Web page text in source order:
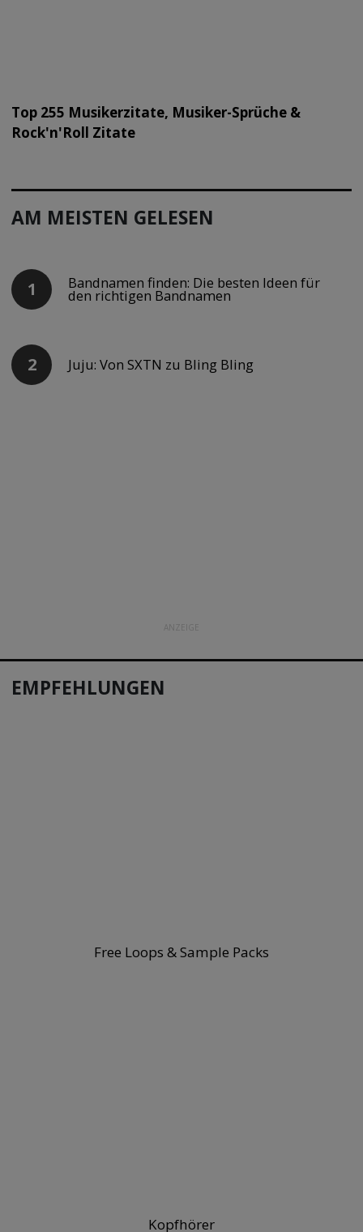
Top 255 Musikerzitate, Musiker-Sprüche &
Rock'n'Roll Zitate
AM MEISTEN GELESEN
Bandnamen finden: Die besten Ideen für
den richtigen Bandnamen
Juju: Von SXTN zu Bling Bling
ANZEIGE
EMPFEHLUNGEN
Free Loops & Sample Packs
Kopfhörer